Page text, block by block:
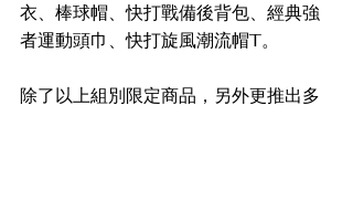
衣、棒球帽、快打戰備後背包、經典強
者運動頭巾、快打旋風潮流帽T。
除了以上組別限定商品，另外更推出多